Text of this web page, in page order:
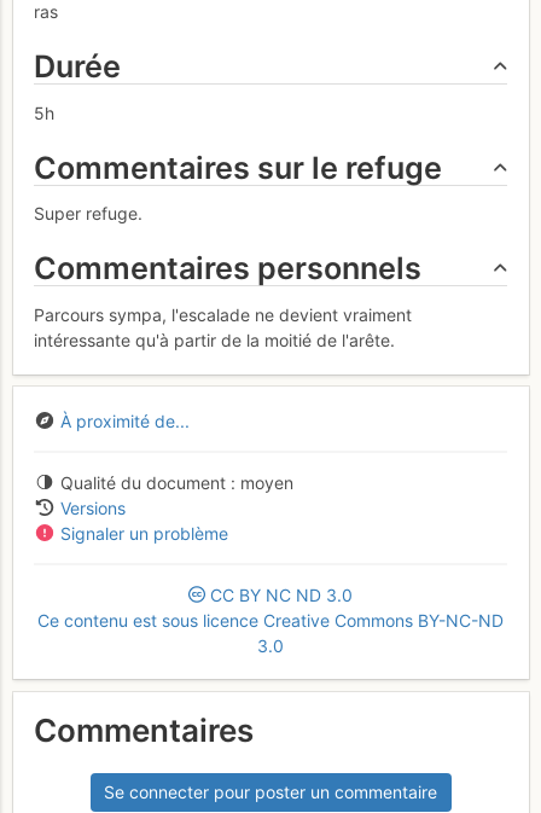
ras
Durée
5h
Commentaires sur le refuge
Super refuge.
Commentaires personnels
Parcours sympa, l'escalade ne devient vraiment
intéressante qu'à partir de la moitié de l'arête.
À proximité de...
Qualité du document
moyen
Versions
Signaler un problème
CC BY NC ND 3.0
Ce contenu est sous licence Creative Commons BY-NC-ND
3.0
Commentaires
Se connecter pour poster un commentaire